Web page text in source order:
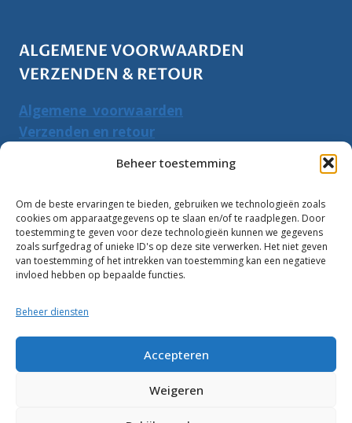
Beheer toestemming
Om de beste ervaringen te bieden, gebruiken we technologieën zoals
cookies om apparaatgegevens op te slaan en/of te raadplegen. Door
toestemming te geven voor deze technologieën kunnen we gegevens
zoals surfgedrag of unieke ID's op deze site verwerken. Het niet geven
van toestemming of het intrekken van toestemming kan een negatieve
invloed hebben op bepaalde functies.
Beheer diensten
Accepteren
Weigeren
ALGEMENE VOORWAARDEN
VERZENDEN & RETOUR
Algemene voorwaarden
Verzenden en retour
PRODUCTEN ZOEKEN
Zoeken
naar:
Zoeken
10